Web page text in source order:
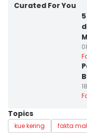
Curated For You
Topics
kue kering fakta